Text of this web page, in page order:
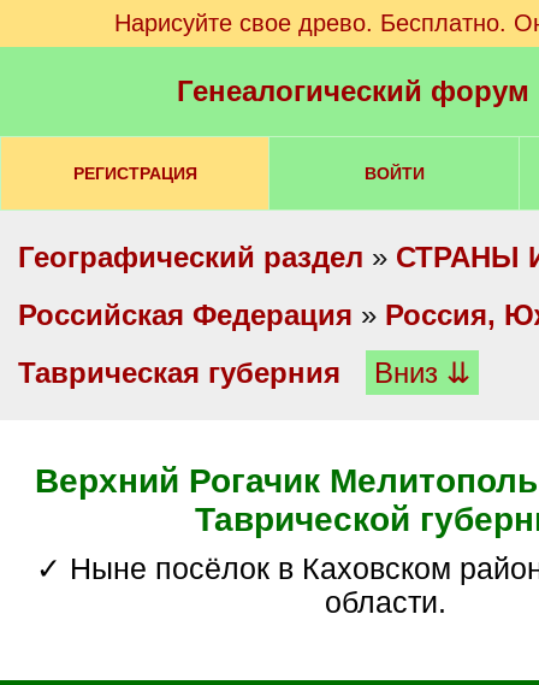
Нарисуйте свое древо. Бесплатно.
Генеалогический
РЕГИСТРАЦИЯ ВОЙТИ
Географический раздел » СТРАНЫ
Российская Федерация » Россия,
Таврическая губерния
Вниз ⇊
Верхний Рогачик
Таврической
✓ Ныне посёлок в Каховском районе Херсонской
области.